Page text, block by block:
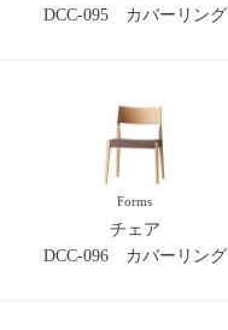
DCC-095 カバーリング
Forms
チェア
DCC-096 カバーリング